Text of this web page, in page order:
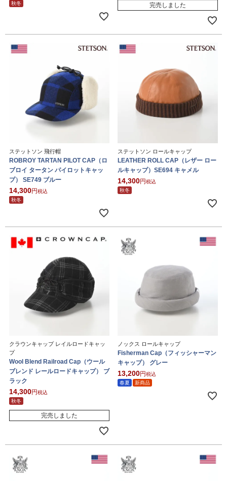
秋冬
完売しました
ステットソン 飛行帽
ROBROY TARTAN PILOT CAP（ロ
ブロイ タータン パイロットキャッ
プ） SE749 ブルー
14,300
税込
秋冬
ステットソン ロールキャップ
LEATHER ROLL CAP（レザー ロー
ルキャップ）SE694 キャメル
14,300
税込
秋冬
クラウンキャップ レイルロードキャッ
プ
Wool Blend Railroad Cap（ウール
ブレンド レールロードキャップ） ブ
ラック
14,300
税込
秋冬
完売しました
ノックス ロールキャップ
Fisherman Cap（フィッシャーマン
キャップ） グレー
13,200
税込
春夏
新商品